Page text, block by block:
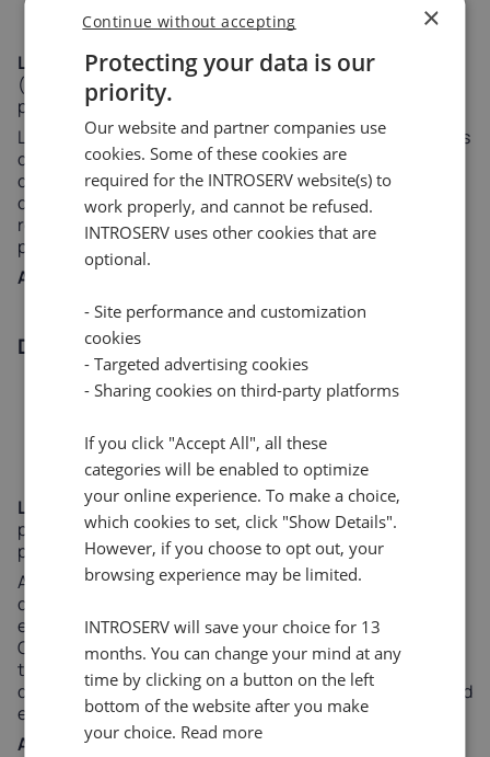
Almacenamiento: 1TB NVMe
Lo mejor para:Servidores de juegos de alta velocidad
(Minecraft, Rust, CS2), simulaciones complejas y
procesamiento de bases de datos a gran escala.
La enorme caché L3 reduce drásticamente los "cuellos
de botella de latencia de memoria". Para aplicaciones
que acceden con frecuencia a grandes conjuntos de
datos, la caché 3D V-Cache proporciona un salto de
rendimiento que las CPU estándar simplemente no
pueden igualar.
A partir de 118,30 euros/mes
DC3 4465P B650
CPU: AMD EPYC 4465P
Memoria: 32GB REG ECC DDR5
Almacenamiento: 1TB NVMe
Lo mejor para:Alojamiento web de nivel empresarial,
procesamiento seguro de datos y entornos de
producción 24/7.
Aunque se basa en la misma arquitectura eficiente
que Ryzen, el EPYC 4465P está diseñado
específicamente para el ecosistema de servidores.
Ofrece una estabilidad optimizada para cargas de
trabajo profesionales sostenidas, salvando las
distancias entre la velocidad de consumo y la fiabilidad
empresarial.
A partir de 116,30 euros/mes
×
Protecting your data is our
priority.
Our website and partner companies use
cookies. Some of these cookies are
required for the INTROSERV website(s) to
work properly, and cannot be refused.
INTROSERV uses other cookies that are
optional.
- Site performance and customization
cookies
- Targeted advertising cookies
- Sharing cookies on third-party platforms
If you click "Accept All", all these
categories will be enabled to optimize
your online experience. To make a choice,
which cookies to set, click "Show Details".
However, if you choose to opt out, your
browsing experience may be limited.
INTROSERV will save your choice for 13
months. You can change your mind at any
time by clicking on a button on the left
bottom of the website after you make
your choice. Read more
Continue without accepting